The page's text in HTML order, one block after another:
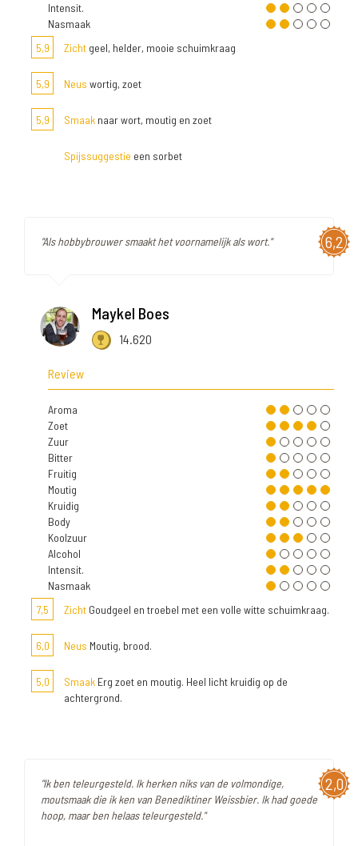
Intensit.
Nasmaak
5,9
Zicht geel, helder, mooie schuimkraag
5,9 Neus wortig, zoet
5,9 Smaak naar wort, moutig en zoet
Spijssuggestie een sorbet
6,2
"Als hobbybrouwer smaakt het voornamelijk als wort."
Maykel Boes
14.620
Review
Aroma
Zoet
Zuur
Bitter
Fruitig
Moutig
Kruidig
Body
Koolzuur
Alcohol
Intensit.
Nasmaak
7,5
Zicht Goudgeel en troebel met een volle witte schuimkraag.
6,0 Neus Moutig, brood.
5,0 Smaak Erg zoet en moutig. Heel licht kruidig op de
achtergrond.
2,0
"Ik ben teleurgesteld. Ik herken niks van de volmondige,
moutsmaak die ik ken van Benediktiner Weissbier. Ik had goede
hoop, maar ben helaas teleurgesteld."